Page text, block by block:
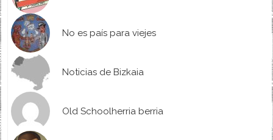
No es país para viejes
Noticias de Bizkaia
Old Schoolherria berria